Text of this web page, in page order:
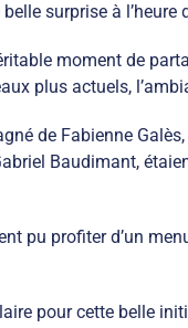
surprise à
moment de
plus actuels,
de Fabienne
Baudimant,
pu profiter d’un
pour cette belle